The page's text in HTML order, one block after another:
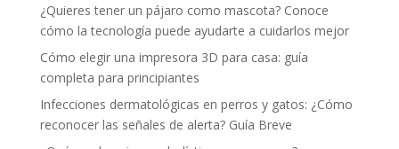
¿Quieres tener un pájaro como mascota? Conoce
cómo la tecnología puede ayudarte a cuidarlos mejor
Cómo elegir una impresora 3D para casa: guía
completa para principiantes
Infecciones dermatológicas en perros y gatos: ¿Cómo
reconocer las señales de alerta? Guía Breve